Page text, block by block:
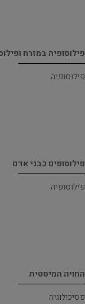
פילוסופיה במזרח
פילוסופיה
פילוסופים כבני אדם
פילוסופיה
החויה המיסטית
פסיכולוגיה